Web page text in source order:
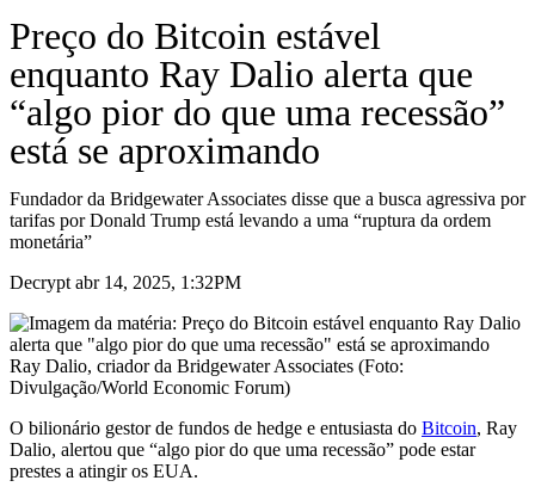
Preço do Bitcoin estável
enquanto Ray Dalio alerta que
“algo pior do que uma recessão”
está se aproximando
Fundador da Bridgewater Associates disse que a busca agressiva por
tarifas por Donald Trump está levando a uma “ruptura da ordem
monetária”
Decrypt abr 14, 2025, 1:32PM
Ray Dalio, criador da Bridgewater Associates (Foto:
Divulgação/World Economic Forum)
O bilionário gestor de fundos de hedge e entusiasta do Bitcoin, Ray
Dalio, alertou que “algo pior do que uma recessão” pode estar
prestes a atingir os EUA.